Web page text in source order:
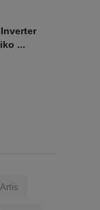
...